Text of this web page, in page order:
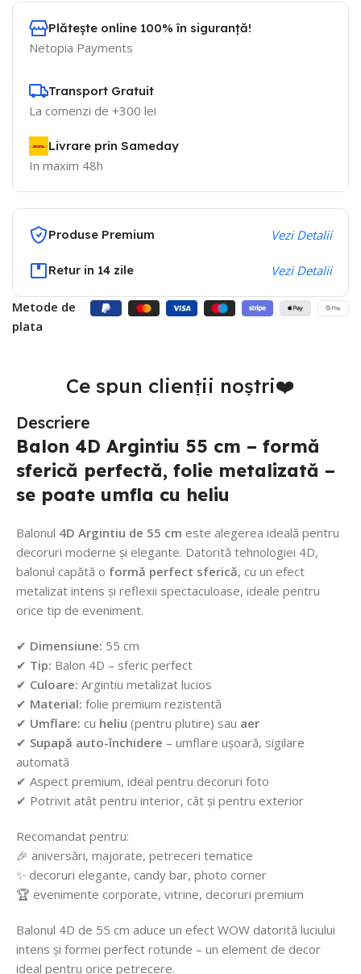
Plătește online 100% în siguranță!
Netopia Payments
Transport Gratuit
La comenzi de +300 lei
Livrare prin Sameday
In maxim 48h
Produse Premium Vezi Detalii
Retur in 14 zile Vezi Detalii
Metode de
plata
Ce spun clienții noștri❤️
Descriere
Balon 4D Argintiu 55 cm – formă
sferică perfectă, folie metalizată –
se poate umfla cu heliu
Balonul 4D Argintiu de 55 cm este alegerea ideală pentru
decoruri moderne și elegante. Datorită tehnologiei 4D,
balonul capătă o formă perfect sferică, cu un efect
metalizat intens și reflexii spectaculoase, ideale pentru
orice tip de eveniment.
✔ Dimensiune: 55 cm
✔ Tip: Balon 4D – sferic perfect
✔ Culoare: Argintiu metalizat lucios
✔ Material: folie premium rezistentă
✔ Umflare: cu heliu (pentru plutire) sau aer
✔ Supapă auto-închidere – umflare ușoară, sigilare
automată
✔ Aspect premium, ideal pentru decoruri foto
✔ Potrivit atât pentru interior, cât și pentru exterior
Recomandat pentru:
🎉 aniversări, majorate, petreceri tematice
✨ decoruri elegante, candy bar, photo corner
🏆 evenimente corporate, vitrine, decoruri premium
Balonul 4D de 55 cm aduce un efect WOW datorită luciului
intens și formei perfect rotunde – un element de decor
ideal pentru orice petrecere.